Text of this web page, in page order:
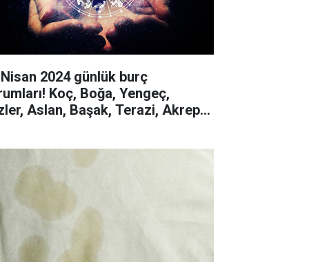
2024 günlük burç
Koç, Boğa, Yengeç,
Aslan, Başak, Terazi, Akrep,